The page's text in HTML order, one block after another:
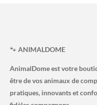
🐾 ANIMALDOME
AnimalDome est votre
être de vos animaux de
pratiques, innovants et